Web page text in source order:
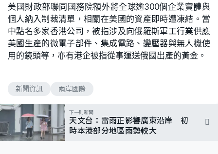
美國財政部聯同國務院額外將全球逾300個企業實體與
個人納入制裁清單，相關在美國的資產即時遭凍結。當
中點名多家香港公司，被指涉及向俄羅斯軍工行業供應
美國生產的微電子部件、集成電路、變壓器與無人機使
用的鏡頭等，亦有港企被指從事運送俄國出產的黃金。
新聞資訊 兩岸國際
下一則新聞
天文台：雷雨正影響廣東沿岸 初
時本港部分地區雨勢較大